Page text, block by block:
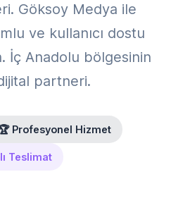
Göksoy Medya ile
ve kullanıcı dostu
İç Anadolu bölgesinin
partneri.
Profesyonel Hizmet
Teslimat